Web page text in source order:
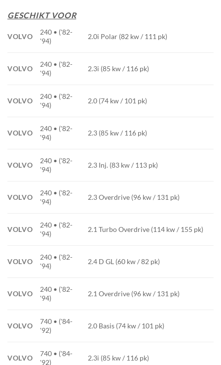
GESCHIKT VOOR
VOLVO
240 • ('82-
'94)
2.0i Polar (82 kw / 111 pk)
VOLVO
240 • ('82-
'94)
2.3i (85 kw / 116 pk)
VOLVO
240 • ('82-
'94)
2.0 (74 kw / 101 pk)
VOLVO
240 • ('82-
'94)
2.3 (85 kw / 116 pk)
VOLVO
240 • ('82-
'94)
2.3 Inj. (83 kw / 113 pk)
VOLVO
240 • ('82-
'94)
2.3 Overdrive (96 kw / 131 pk)
VOLVO
240 • ('82-
'94)
2.1 Turbo Overdrive (114 kw / 155 pk)
VOLVO
240 • ('82-
'94)
2.4 D GL (60 kw / 82 pk)
VOLVO
240 • ('82-
'94)
2.1 Overdrive (96 kw / 131 pk)
VOLVO
740 • ('84-
'92)
2.0 Basis (74 kw / 101 pk)
VOLVO
740 • ('84-
'92)
2.3i (85 kw / 116 pk)